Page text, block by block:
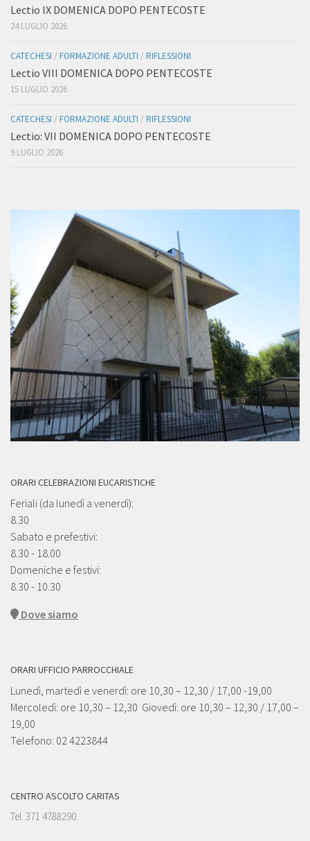
Lectio IX DOMENICA DOPO PENTECOSTE
24 LUGLIO 2026
CATECHESI / FORMAZIONE ADULTI / RIFLESSIONI
Lectio VIII DOMENICA DOPO PENTECOSTE
15 LUGLIO 2026
CATECHESI / FORMAZIONE ADULTI / RIFLESSIONI
Lectio: VII DOMENICA DOPO PENTECOSTE
9 LUGLIO 2026
ORARI CELEBRAZIONI EUCARISTICHE
Feriali (da lunedì a venerdì):
8.30
Sabato e prefestivi:
8.30 - 18.00
Domeniche e festivi:
8.30 - 10.30
Dove siamo
ORARI UFFICIO PARROCCHIALE
Lunedì, martedì e venerdì: ore 10,30 – 12,30 / 17,00 -19,00
Mercoledì: ore 10,30 – 12,30 Giovedì: ore 10,30 – 12,30 / 17,00 –
19,00
Telefono: 02 4223844
CENTRO ASCOLTO CARITAS
Tel. 371 4788290